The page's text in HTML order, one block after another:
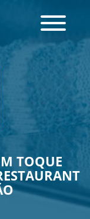
Toggle
TOQUE